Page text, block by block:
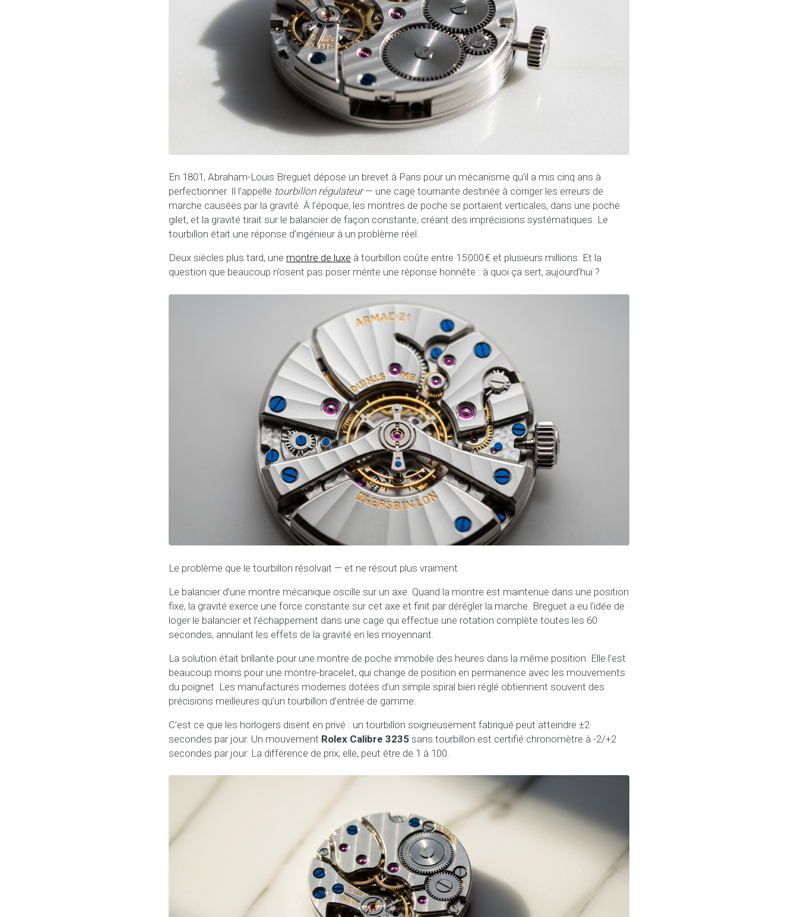
En 1801, Abraham-Louis Breguet dépose un brevet à Paris pour un mécanisme qu’il a mis cinq ans à
perfectionner. Il l’appelle tourbillon régulateur— une cage tournante destinée à corriger les erreurs de
marche causées par la gravité. À l’époque, les montres de poche se portaient verticales, dans une poche
gilet, et la gravité tirait sur le balancier de façon constante, créant des imprécisions systématiques. Le
tourbillon était une réponse d’ingénieur à un problème réel.
Deux siècles plus tard, une montre de luxe à tourbillon coûte entre 15 000 € et plusieurs millions. Et la
question que beaucoup n’osent pas poser mérite une réponse honnête : à quoi ça sert, aujourd’hui ?
Le problème que le tourbillon résolvait — et ne résout plus vraiment
Le balancier d’une montre mécanique oscille sur un axe. Quand la montre est maintenue dans une position
fixe, la gravité exerce une force constante sur cet axe et finit par dérégler la marche. Breguet a eu l’idée de
loger le balancier et l’échappement dans une cage qui effectue une rotation complète toutes les 60
secondes, annulant les effets de la gravité en les moyennant.
La solution était brillante pour une montre de poche immobile des heures dans la même position. Elle l’est
beaucoup moins pour une montre-bracelet, qui change de position en permanence avec les mouvements
du poignet. Les manufactures modernes dotées d’un simple spiral bien réglé obtiennent souvent des
précisions meilleures qu’un tourbillon d’entrée de gamme.
C’est ce que les horlogers disent en privé : un tourbillon soigneusement fabriqué peut atteindre ±2
secondes par jour. Un mouvement Rolex Calibre 3235 sans tourbillon est certifié chronomètre à -2/+2
secondes par jour. La différence de prix, elle, peut être de 1 à 100.